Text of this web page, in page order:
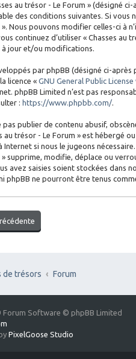
au trésor - Le Forum » (désigné
des conditions suivantes. Si vous
Nous pouvons modifier celles-ci à
continuez d’utiliser « Chasses
à jour et/ou modifications.
par phpBB (désigné ci-après
licence « GNU General Public License
phpBB Limited n’est pas
: https://www.phpbb.com/.
pas publier de contenu abusif,
au trésor - Le Forum » est hébergé
Internet si nous le jugeons
supprime, modifie, déplace ou
avez saisies soient stockées dans
phpBB ne pourront être tenus
de trésors Forum
Forum Software © phpBB Limited
PixelGoose Studio